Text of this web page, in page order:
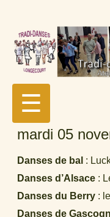
☰
mardi 05
Danses de bal :
Danses d’Alsace:
Danses du Berry:
Danses de